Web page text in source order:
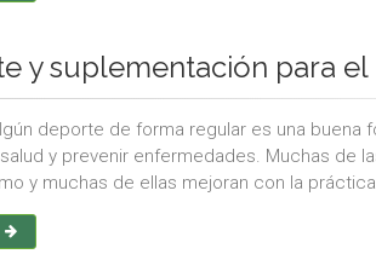
y suplementación para
deporte de forma regular es una
y prevenir enfermedades. Muchas de
y muchas de ellas mejoran con la